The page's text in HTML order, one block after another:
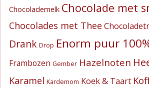
Chocolademelk Chocolade met
Chocolades met Thee
Drank Drop Enorm puur
Frambozen Gember Hazelnoten
Karamel Kardemom Koek & Taart